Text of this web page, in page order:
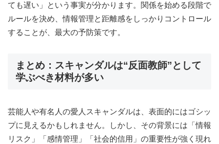
ても遅い」という事実が分かります。関係を始める段階で
ルールを決め、情報管理と距離感をしっかりコントロール
することが、最大の予防策です。
まとめ：スキャンダルは“反面教師”として
学ぶべき材料が多い
芸能人や有名人の愛人スキャンダルは、表面的にはゴシッ
プに見えるかもしれません。しかし、その背景には「情報
リスク」「感情管理」「社会的信用」の重要性が強く現れ